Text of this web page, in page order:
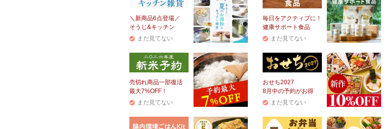
＼新商品6点登場／
そうじ&キッチン
まだ見てない
毎日をアクティブに！
健康サポート食品
まだ見てない
売切れ商品一部復活
最大7%OFF！
まだ見てない
おせち2027
8月中の予約がお得
まだ見てない